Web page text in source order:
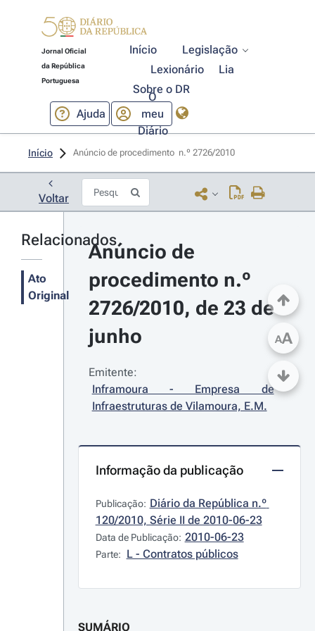
Jornal Oficial
da República
Portuguesa
Início
Legislação
Lexionário
Lia
Sobre o DR
Ajuda
O
meu
Diário
Início Anúncio de procedimento  n.º 2726/2010
Voltar
Relacionados
Ato
Original
Anúncio de
procedimento n.º
2726/2010, de 23 de
junho
Emitente:
Inframoura - Empresa de
Infraestruturas de Vilamoura, E.M.
Informação da publicação
Publicação: Diário da República n.º
120/2010, Série II de 2010-06-23
Data de Publicação: 2010-06-23
Parte: L - Contratos públicos
SUMÁRIO
AA